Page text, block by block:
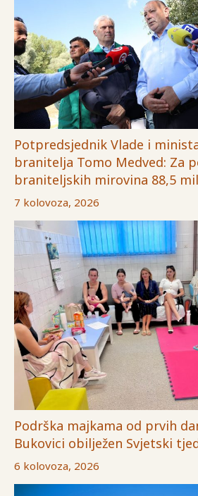
Potpredsjednik Vlade i
branitelja Tomo Medved: Za
braniteljskih mirovina 88,5
7 kolovoza, 2026
Podrška majkama od prvih
Bukovici obilježen Svjetski
6 kolovoza, 2026